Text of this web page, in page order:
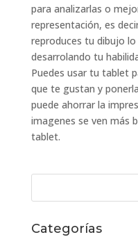
para analizarlas o
representación, es
reproduces tu dibujo
desarrolando tu
Puedes usar tu tablet
que te gustan y
puede ahorrar la
imagenes se ven más
tablet.
Categorías